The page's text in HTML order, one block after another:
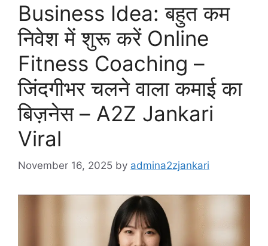
Business Idea: बहुत कम
निवेश में शुरू करें Online
Fitness Coaching –
जिंदगीभर चलने वाला कमाई का
बिज़नेस – A2Z Jankari
Viral
November 16, 2025 by admina2zjankari